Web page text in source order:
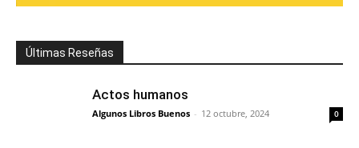
Últimas Reseñas
Actos humanos
Algunos Libros Buenos - 12 octubre, 2024 0